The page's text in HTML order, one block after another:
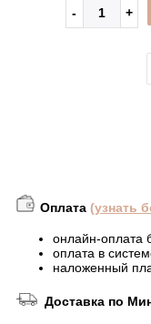
Оплата (узнать
онлайн-оплата
оплата в
наложенный
Доставка по